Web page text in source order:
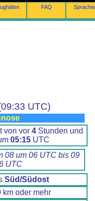
FAQ
UTC)
von vor 4Stunden und
05:15 UTC
08 um 06 UTC bis 09
UTC
Süd/Südost
km oder mehr